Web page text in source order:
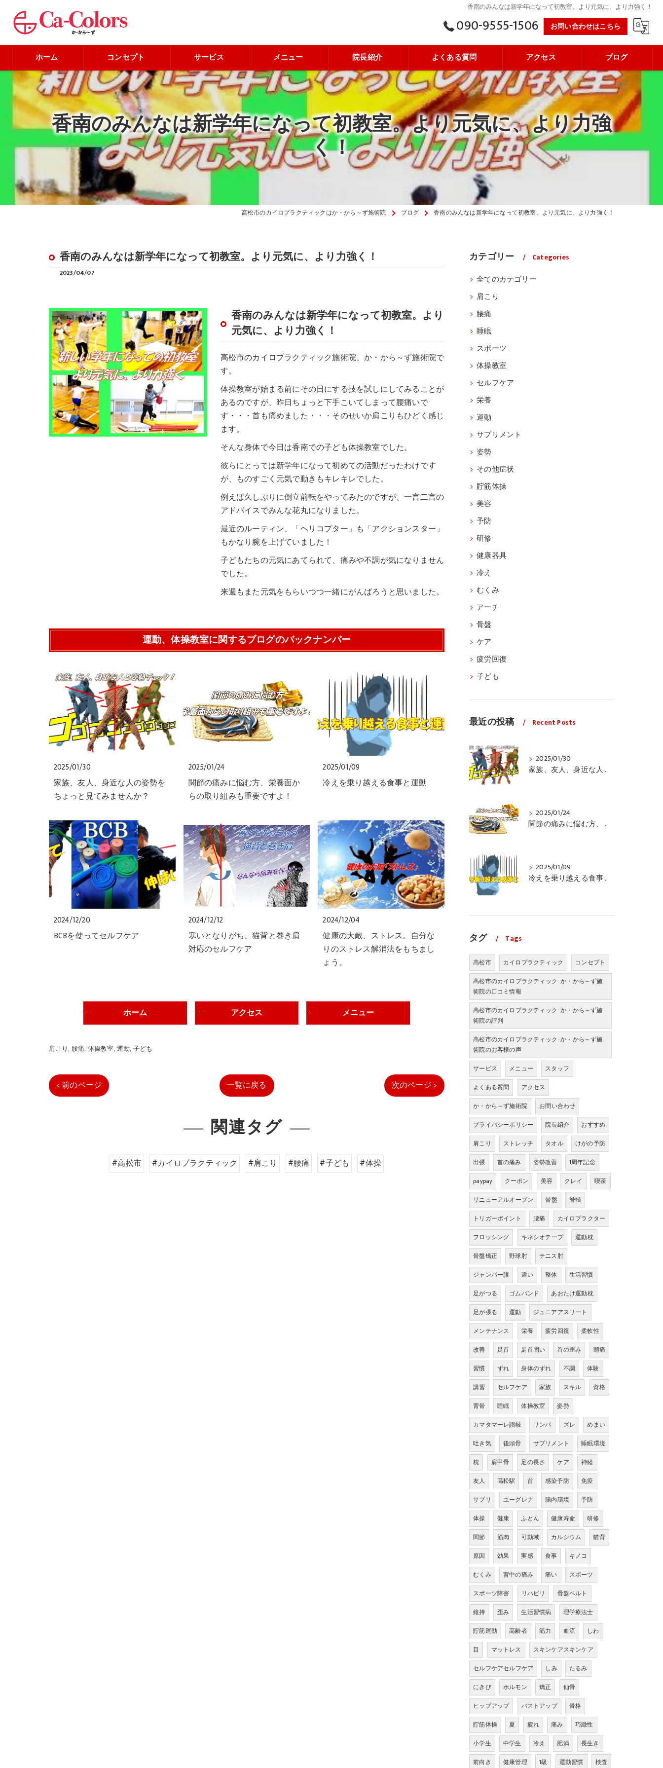
香南のみんなは新学年になって初教室。より元気に、より力強く！
090-9555-1506 お問い合わせはこちら
ホーム コンセプト サービス メニュー 院長紹介 よくある質問 アクセス ブログ
香南のみんなは新学年になって初教室。より元気に、より力強
く！
高松市のカイロプラクティックはか・から～ず施術院 ブログ 香南のみんなは新学年になって初教室。より元気に、より力強く！
香南のみんなは新学年になって初教室。より元気に、より力強く！
2023/04/07
香南のみんなは新学年になって初教室。より
元気に、より力強く！
高松市のカイロプラクティック施術院、か・から～ず施術院で
す。
体操教室が始まる前にその日にする技を試しにしてみることが
あるのですが、昨日ちょっと下手こいてしまって腰痛いで
す・・・首も痛めました・・・そのせいか肩こりもひどく感じ
ます。
そんな身体で今日は香南での子ども体操教室でした。
彼らにとっては新学年になって初めての活動だったわけです
が、ものすごく元気で動きもキレキレでした。
例えば久しぶりに倒立前転をやってみたのですが、一言二言の
アドバイスでみんな花丸になりました。
最近のルーティン、「ヘリコプター」も「アクションスター」
もかなり腕を上げていました！
子どもたちの元気にあてられて、痛みや不調が気になりません
でした。
来週もまた元気をもらいつつ一緒にがんばろうと思いました。
運動、体操教室に関するブログのバックナンバー
2025/01/30
家族、友人、身近な人の姿勢を
ちょっと見てみませんか？
2025/01/24
関節の痛みに悩む方、栄養面か
らの取り組みも重要ですよ！
2025/01/09
冷えを乗り越える食事と運動
2024/12/20
BCBを使ってセルフケア
2024/12/12
寒いとなりがち、猫背と巻き肩
対応のセルフケア
2024/12/04
健康の大敵、ストレス。自分な
りのストレス解消法をもちまし
ょう。
ホーム アクセス メニュー
肩こり 腰痛 体操教室 運動 子ども
< 前のページ 一覧に戻る 次のページ >
関連タグ
#高松市 #カイロプラクティック #肩こり #腰痛 #子ども #体操
カテゴリー Categories
全てのカテゴリー
肩こり
腰痛
睡眠
スポーツ
体操教室
セルフケア
栄養
運動
サプリメント
姿勢
その他症状
貯筋体操
美容
予防
研修
健康器具
冷え
むくみ
アーチ
骨盤
ケア
疲労回復
子ども
最近の投稿 Recent Posts
2025/01/30
家族、友人、身近な人の姿勢をちょっと見てみませんか？
2025/01/24
関節の痛みに悩む方、栄養面からの取り組みも重要ですよ！
2025/01/09
冷えを乗り越える食事と運動
タグ Tags
高松市 カイロプラクティック
コンセプト
高松市のカイロプラクティック･か・から～ず施
術院の口コミ情報
高松市のカイロプラクティック･か・から～ず施
術院の評判
高松市のカイロプラクティック･か・から～ず施
術院のお客様の声
サービス
メニュー
スタッフ
よくある質問
アクセス
か・から～ず施術院
お問い合わせ
プライバシーポリシー
院長紹介
おすすめ
肩こり
ストレッチ タオル
けがの予防
出張
首の痛み 姿勢改善
1周年記念
paypay
クーポン 美容 クレイ
喫茶
リニューアルオープン
骨盤
脊髄
トリガーポイント
腰痛
カイロプラクター
フロッシング
キネシオテープ
運動枕
骨盤矯正
野球肘
テニス肘
ジャンパー膝
違い 整体
生活習慣
足がつる
ゴムバンド
あおたけ運動枕
足が張る
運動
ジュニアアスリート
メンテナンス
栄養 疲労回復
柔軟性
改善
足首 足首固い 首の歪み
頭痛
習慣
ずれ 身体のずれ 不調
体験
講習
セルフケア 家族 スキル
資格
背骨
睡眠 体操教室
姿勢
カマタマーレ讃岐
リンパ ズレ
めまい
吐き気
後頭骨 サプリメント
睡眠環境
枕
肩甲骨 足の長さ ケア
神経
友人
高松駅 首 感染予防
免疫
サプリ
ユーグレナ 腸内環境
予防
体操
健康 ふとん 健康寿命
研修
関節
筋肉 可動域 カルシウム
猫背
原因
効果 実感 食事
キノコ
むくみ
背中の痛み 痛い
スポーツ
スポーツ障害
リハビリ
骨盤ベルト
維持
歪み 生活習慣病
理学療法士
貯筋運動
高齢者 筋力 血流
しわ
目
マットレス
スキンケアスキンケア
セルフケアセルフケア
しみ
たるみ
にきび
ホルモン 矯正
仙骨
ヒップアップ
バストアップ
骨格
貯筋体操
夏 疲れ 痛み
巧緻性
小学生
中学生 冷え 肥満
長生き
前向き
健康管理 1級 運動習慣 検査